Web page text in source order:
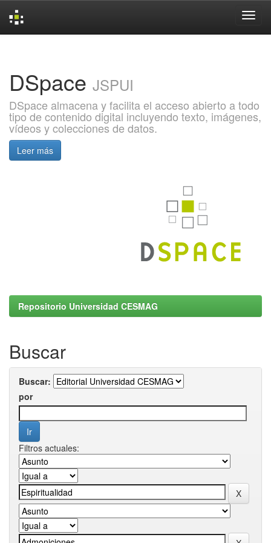
DSpace JSPUI
DSpace almacena y facilita el acceso abierto a todo
tipo de contenido digital incluyendo texto, imágenes,
vídeos y colecciones de datos.
Leer más
Repositorio Universidad CESMAG
Buscar
Buscar:
por
Filtros actuales: